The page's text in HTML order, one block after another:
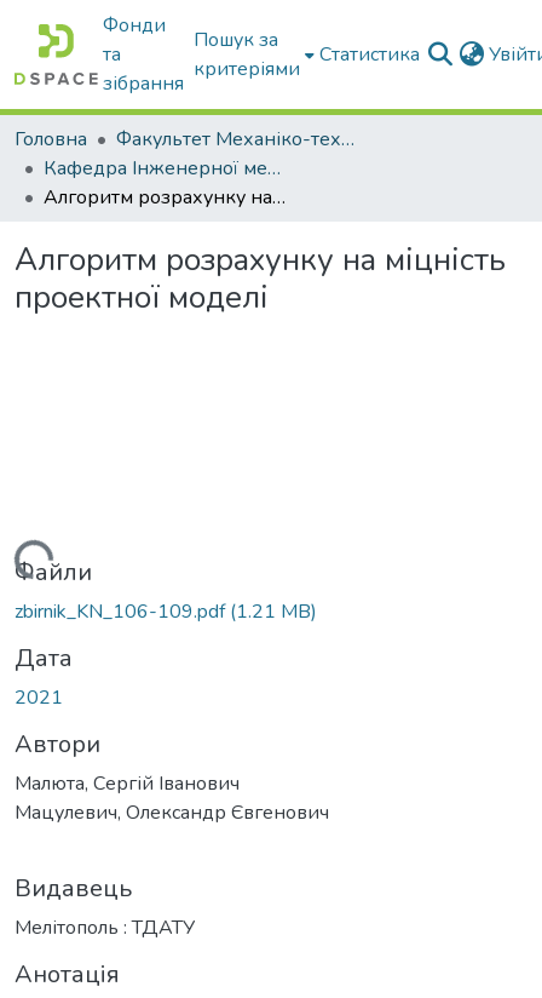
Фонди
та
зібрання
Пошук за
критеріями
Статистика
Головна
Факультет Механіко-технологічний
Кафедра Інженерної механіки та комп'ютерного проектування
Алгоритм рoзрaхунку нa міцність проектної моделі
Алгоритм рoзрaхунку нa міцність
проектної моделі
Файли
zbirnik_KN_106-109.pdf(1.21 MB)
Дата
2021
Автори
Малюта, Сергій Іванович
Мацулевич, Олександр Євгенович
Видавець
Мелітополь : ТДАТУ
Анотація